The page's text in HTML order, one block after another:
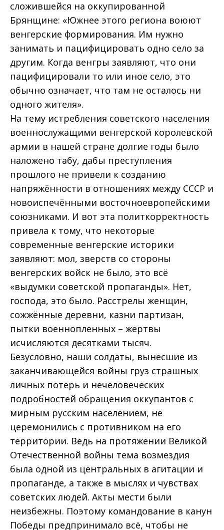
сложившейся на оккупированной
Брянщине: «Южнее этого региона воюют
венгерские формирования. Им нужно
занимать и пацифицировать одно село за
другим. Когда венгры заявляют, что они
пацифицировали то или иное село, это
обычно означает, что там не осталось ни
одного жителя».
На тему истребления советского населения
военнослужащими венгерской королевской
армии в нашей стране долгие годы было
наложено табу, дабы преступления
прошлого не привели к созданию
напряжённости в отношениях между СССР и
новоиспечёнными восточноевропейскими
союзниками. И вот эта политкорректность
привела к тому, что некоторые
современные венгерские историки
заявляют: мол, зверств со стороны
венгерских войск не было, это всё
«выдумки советской пропаганды». Нет,
господа, это было. Расстрелы женщин,
сожжённые деревни, казни партизан,
пытки военнопленных – жертвы
исчисляются десятками тысяч.
Безусловно, наши солдаты, вынесшие из
заканчивающейся войны груз страшных
личных потерь и нечеловеческих
подробностей обращения оккупантов с
мирным русским населением, не
церемонились с противником на его
территории. Ведь на протяжении Великой
Отечественной войны тема возмездия
была одной из центральных в агитации и
пропаганде, а также в мыслях и чувствах
советских людей. Акты мести были
неизбежны. Поэтому командование в канун
Победы предпринимало всё, чтобы не